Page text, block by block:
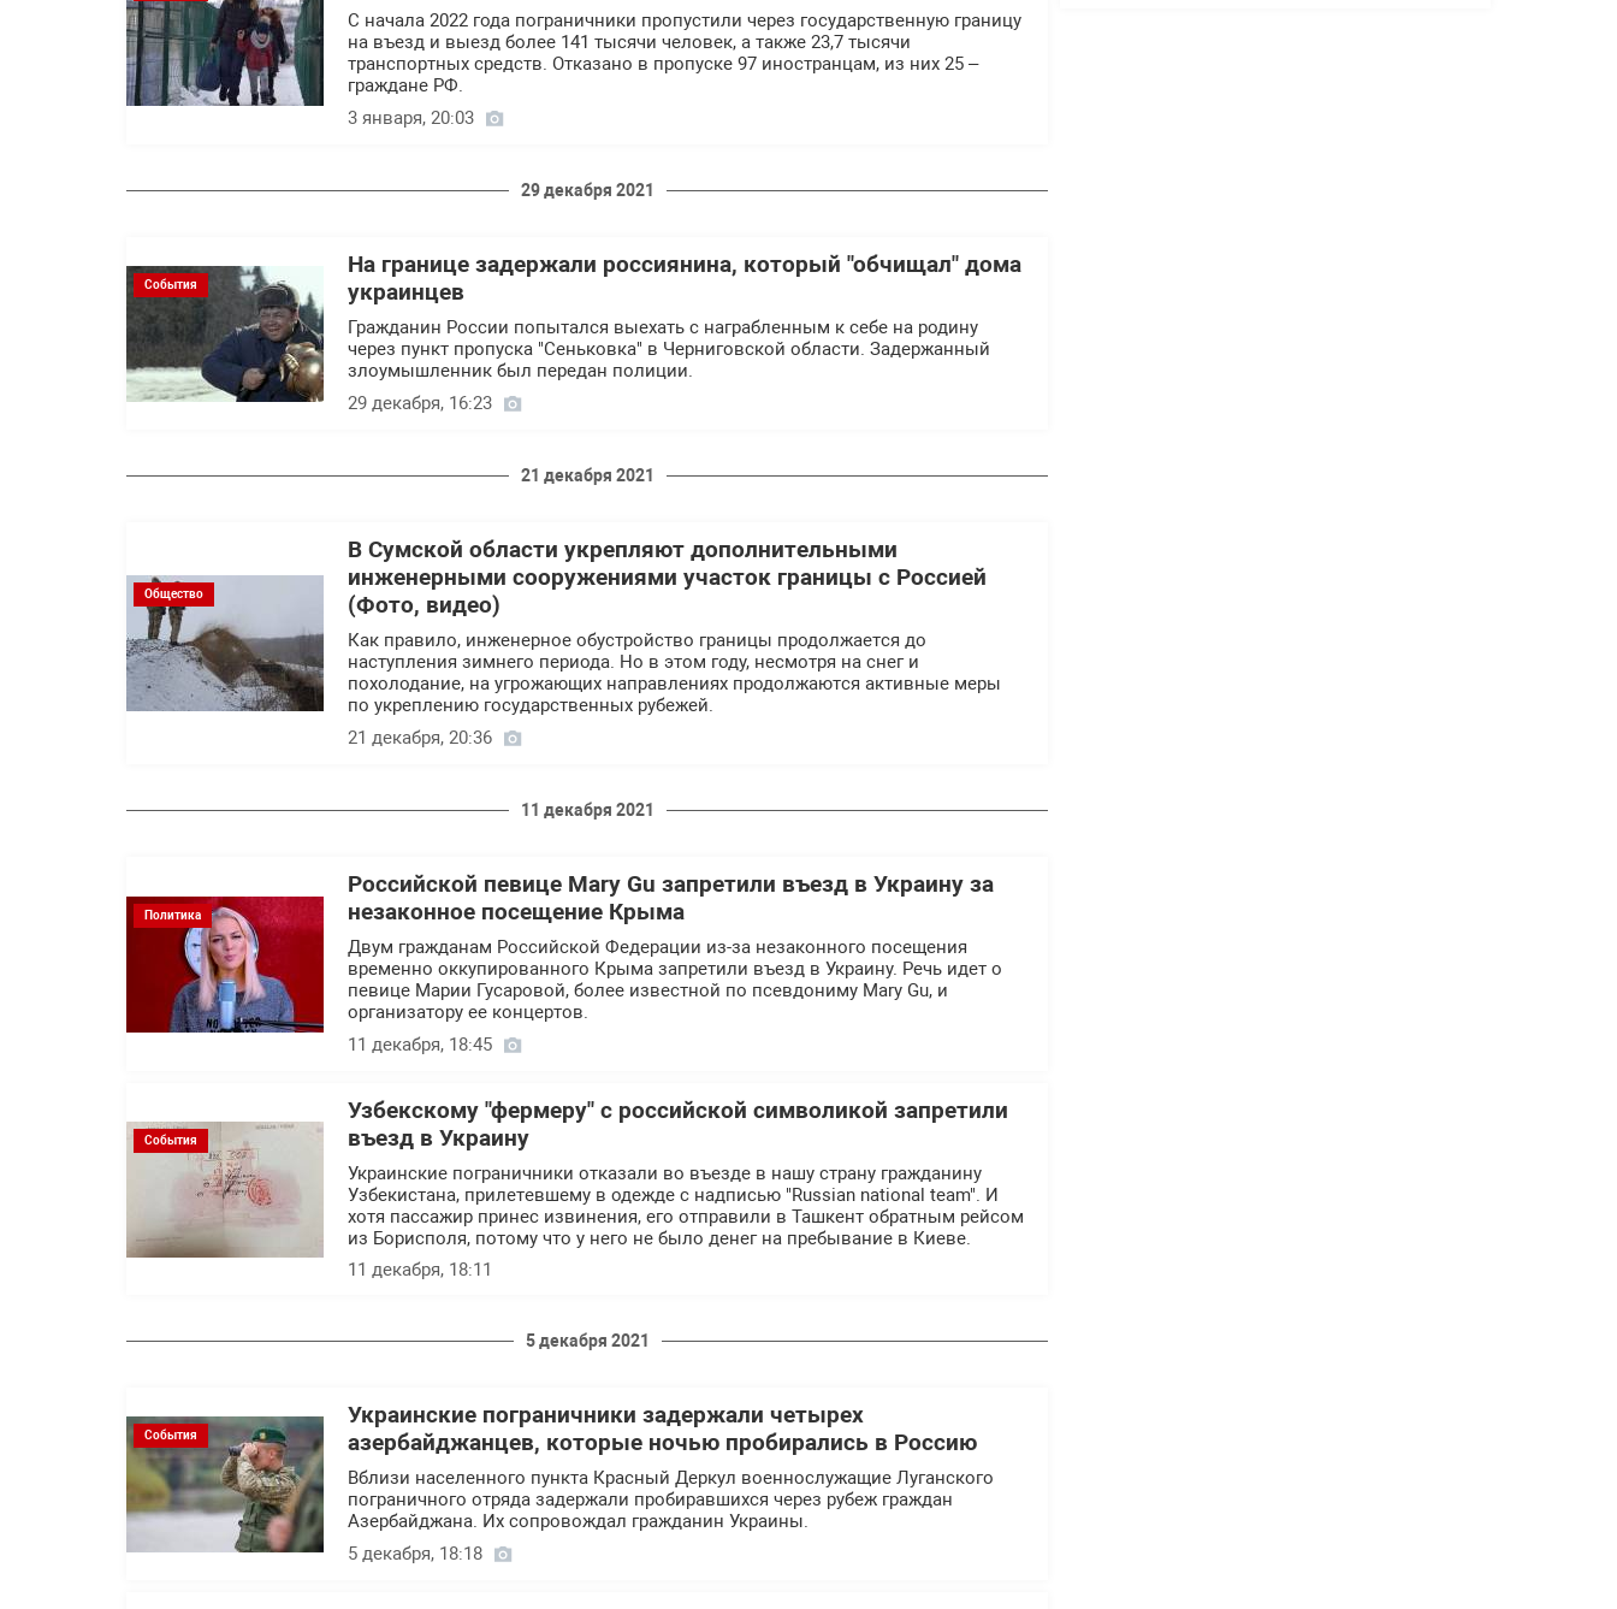
С начала 2022 года пограничники пропустили через государственную границу
на въезд и выезд более 141 тысячи человек, а также 23,7 тысячи
транспортных средств. Отказано в пропуске 97 иностранцам, из них 25 –
граждане РФ.
3 января, 20:03
29 декабря 2021
События
На границе задержали россиянина, который "обчищал" дома
украинцев
Гражданин России попытался выехать с награбленным к себе на родину
через пункт пропуска "Сеньковка" в Черниговской области. Задержанный
злоумышленник был передан полиции.
29 декабря, 16:23
21 декабря 2021
Общество
В Сумской области укрепляют дополнительными
инженерными сооружениями участок границы с Россией
(Фото, видео)
Как правило, инженерное обустройство границы продолжается до
наступления зимнего периода. Но в этом году, несмотря на снег и
похолодание, на угрожающих направлениях продолжаются активные меры
по укреплению государственных рубежей.
21 декабря, 20:36
11 декабря 2021
Политика
Российской певице Mary Gu запретили въезд в Украину за
незаконное посещение Крыма
Двум гражданам Российской Федерации из-за незаконного посещения
временно оккупированного Крыма запретили въезд в Украину. Речь идет о
певице Марии Гусаровой, более известной по псевдониму Mary Gu, и
организатору ее концертов.
11 декабря, 18:45
События
Узбекскому "фермеру" с российской символикой запретили
въезд в Украину
Украинские пограничники отказали во въезде в нашу страну гражданину
Узбекистана, прилетевшему в одежде с надписью "Russian national team". И
хотя пассажир принес извинения, его отправили в Ташкент обратным рейсом
из Борисполя, потому что у него не было денег на пребывание в Киеве.
11 декабря, 18:11
5 декабря 2021
События
Украинские пограничники задержали четырех
азербайджанцев, которые ночью пробирались в Россию
Вблизи населенного пункта Красный Деркул военнослужащие Луганского
пограничного отряда задержали пробиравшихся через рубеж граждан
Азербайджана. Их сопровождал гражданин Украины.
5 декабря, 18:18